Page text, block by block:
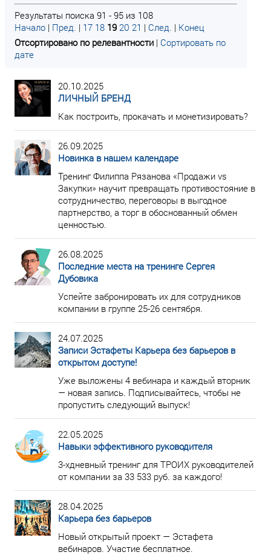
Результаты поиска 91 - 95 из 108
Начало | Пред. | 17 18 19 20 21 | След. | Конец
Отсортировано по релевантности | Сортировать по
дате
20.10.2025
ЛИЧНЫЙ БРЕНД
Как построить, прокачать и монетизировать?
26.09.2025
Новинка в нашем календаре
Тренинг Филиппа Рязанова «Продажи vs
Закупки» научит превращать противостояние в
сотрудничество, переговоры в выгодное
партнерство, а торг в обоснованный обмен
ценностью.
26.08.2025
Последние места на тренинге Сергея
Дубовика
Успейте забронировать их для сотрудников
компании в группе 25-26 сентября.
24.07.2025
Записи Эстафеты Карьера без барьеров в
открытом доступе!
Уже выложены 4 вебинара и каждый вторник
— новая запись. Подписывайтесь, чтобы не
пропустить следующий выпуск!
22.05.2025
Навыки эффективного руководителя
3-хдневный тренинг для ТРОИХ руководителей
от компании за 33 533 руб. за каждого!
28.04.2025
Карьера без барьеров
Новый открытый проект — Эстафета
вебинаров. Участие бесплатное.